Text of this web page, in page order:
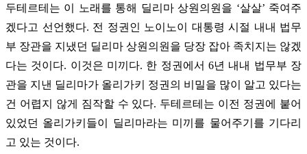
두테르테는 이 노래를 통해 딜리마 상원의원을 ‘살살’ 죽여주
겠다고 선언했다. 전 정권인 노이노이 대통령 시절 내내 법무
부 장관을 지냈던 딜리마 상원의원을 당장 잡아 족치지는 않겠
다는 것이다. 이것은 미끼다. 한 정권에서 6년 내내 법무부 장
관을 지낸 딜리마가 올리가키 정권의 비밀을 많이 알고 있다는
건 어렵지 않게 짐작할 수 있다. 두테르테는 이전 정권에 붙어
있었던 올리가키들이 딜리마라는 미끼를 물어주기를 기다리
고 있는 것이다.